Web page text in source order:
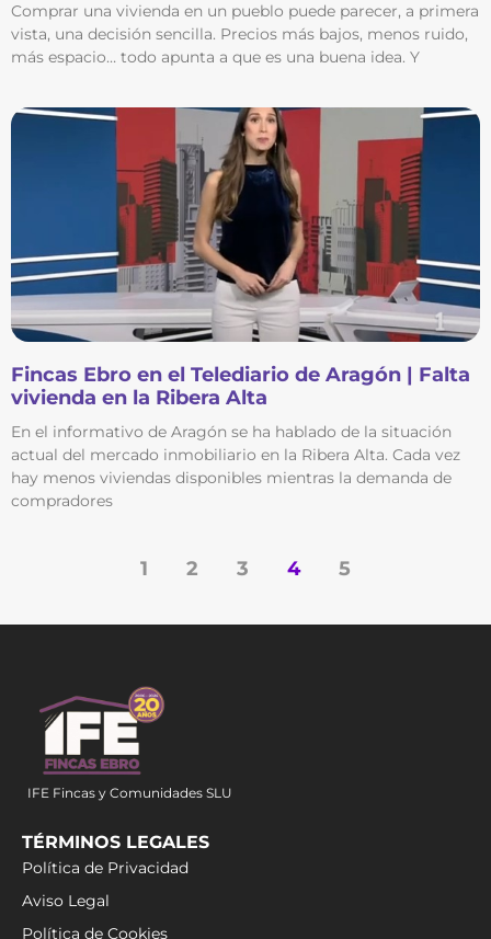
Comprar una vivienda en un pueblo puede parecer, a primera
vista, una decisión sencilla. Precios más bajos, menos ruido,
más espacio… todo apunta a que es una buena idea. Y
Fincas Ebro en el Telediario de Aragón | Falta
vivienda en la Ribera Alta
En el informativo de Aragón se ha hablado de la situación
actual del mercado inmobiliario en la Ribera Alta. Cada vez
hay menos viviendas disponibles mientras la demanda de
compradores
1 2 3 4 5
IFE Fincas y Comunidades SLU
TÉRMINOS LEGALES
Política de Privacidad
Aviso Legal
Política de Cookies